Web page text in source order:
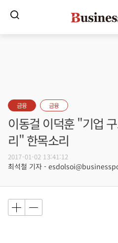
금융 금융
이동걸 이덕훈 "기업
리" 한목소리
2017-01-02 13:41:12
최석철 기자 -